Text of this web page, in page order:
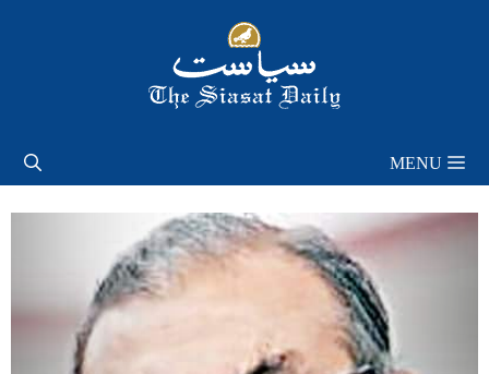
MENU